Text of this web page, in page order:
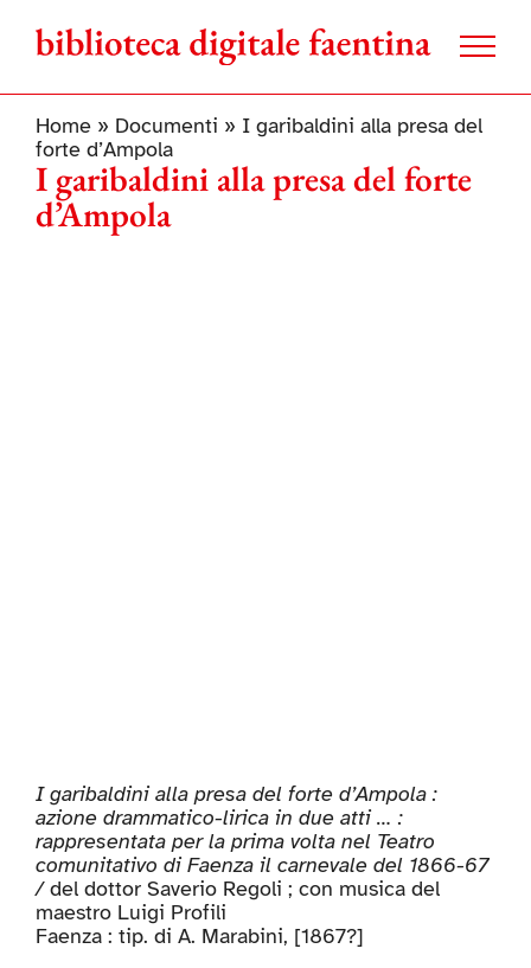
contenuto
Home» Documenti » I garibaldini alla presa del
forte d’Ampola
I garibaldini alla presa del forte
d’Ampola
I garibaldini alla presa del forte d’Ampola :
azione drammatico-lirica in due atti … :
rappresentata per la prima volta nel Teatro
comunitativo di Faenza il carnevale del 1866-67
/del dottor Saverio Regoli ; con musica del
maestro Luigi Profili
Faenza : tip. di A. Marabini, [1867?]